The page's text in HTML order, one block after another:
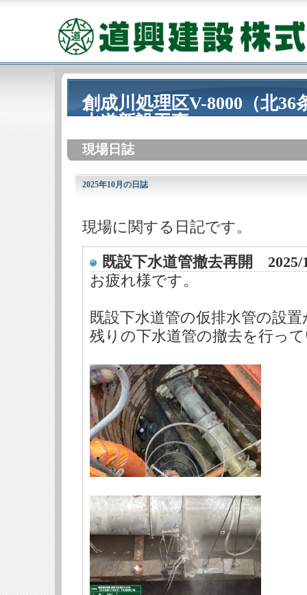
創成川処理区V-8000（北36
水道新設工事
現場日誌
2025年10月の日誌
現場に関する日記です。
既設下水道管撤去再開
お疲れ様です。
既設下水道管の仮排水管の設
残りの下水道管の撤去を行っ